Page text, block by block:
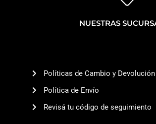
NUESTRAS
Políticas de Cambio y Devolución
Política de Envío
Revisá tu código de seguimiento